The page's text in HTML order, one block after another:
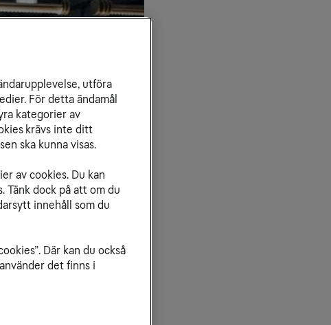
hela it-
utföra
För detta ändamål
kategorier av
krävs inte ditt
ska kunna visas.
av cookies. Du kan
Tänk dock på att om du
innehåll som du
Där kan du också
det finns i